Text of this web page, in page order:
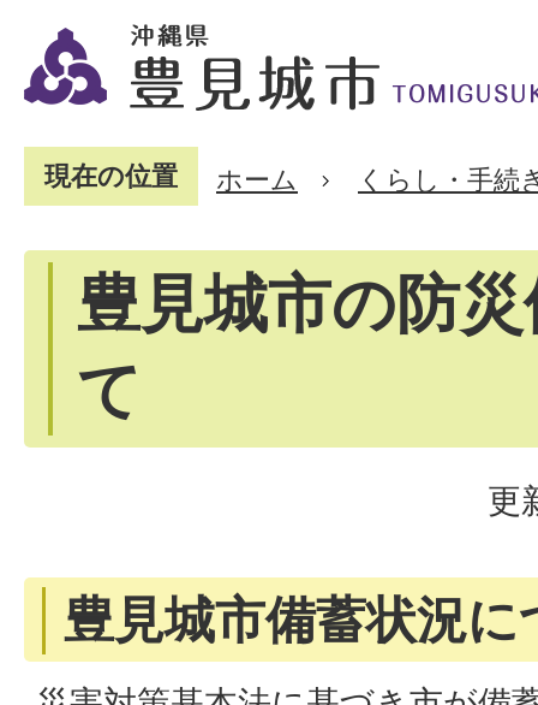
現在の位置 ホーム くらし・手続
豊見城市の防
て
更
豊見城市備蓄状況に